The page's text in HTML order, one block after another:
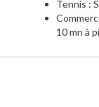
Tennis :
10 mn à